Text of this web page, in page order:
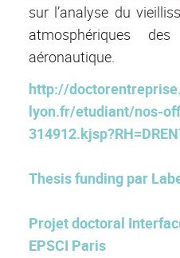
sur l’analyse du
atmosphériques
aéronautique.
http://
lyon.fr/etudiant/nos-
Thesis funding par
Projet doctoral
EPSCI Paris